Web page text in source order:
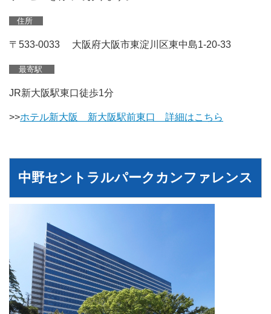
住所
〒533-0033 大阪府大阪市東淀川区東中島1-20-33
最寄駅
JR新大阪駅東口徒歩1分
>>ホテル新大阪 新大阪駅前東口 詳細はこちら
中野セントラルパークカンファレンス